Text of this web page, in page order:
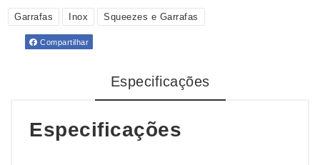
Garrafas Inox Squeezes e Garrafas
Compartilhar
Especificações
Especificações